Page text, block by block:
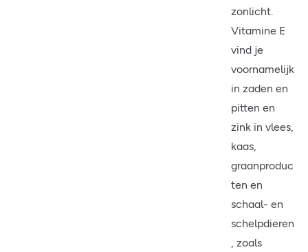
zonlicht.
Vitamine E
vind je
voornamelijk
in zaden en
pitten en
zink in vlees,
kaas,
graanproduc
ten en
schaal- en
schelpdieren
, zoals